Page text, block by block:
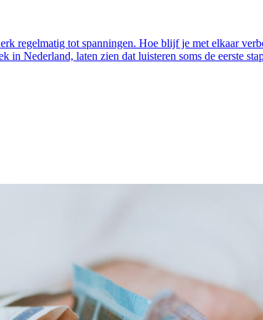
regelmatig tot spanningen. Hoe blijf je met elkaar
Nederland, laten zien dat luisteren soms de eerste